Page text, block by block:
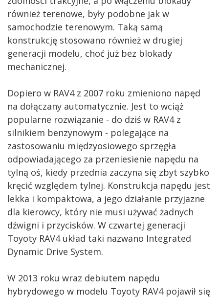
również terenowe, były podobne jak w
samochodzie terenowym. Taką samą
konstrukcję stosowano również w drugiej
generacji modelu, choć już bez blokady
mechanicznej.
Dopiero w RAV4 z 2007 roku zmieniono napęd
na dołączany automatycznie. Jest to wciąż
popularne rozwiązanie - do dziś w RAV4 z
silnikiem benzynowym - polegające na
zastosowaniu międzyosiowego sprzęgła
odpowiadającego za przeniesienie napędu na
tylną oś, kiedy przednia zaczyna się zbyt szybko
kręcić względem tylnej. Konstrukcja napędu jest
lekka i kompaktowa, a jego działanie przyjazne
dla kierowcy, który nie musi używać żadnych
dźwigni i przycisków. W czwartej generacji
Toyoty RAV4 układ taki nazwano Integrated
Dynamic Drive System.
W 2013 roku wraz debiutem napędu
hybrydowego w modelu Toyoty RAV4 pojawił się